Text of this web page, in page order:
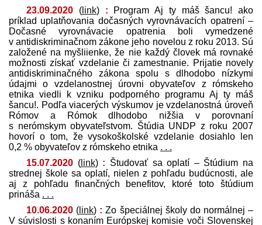
23.09.2020 (link) : Program Aj ty máš šancu! ako
príklad uplatňovania dočasných vyrovnávacích opatrení –
Dočasné vyrovnávacie opatrenia boli vymedzené
v antidiskriminačnom zákone jeho novelou z roku 2013. Sú
založené na myšliienke, že nie každý človek má rovnaké
možnosti získať vzdelanie či zamestnanie. Prijatie novely
antidiskriminačného zákona spolu s dlhodobo nízkymi
údajmi o vzdelanostnej úrovni obyvateľov z rómskeho
etnika viedli k vzniku podporného programu Aj ty máš
šancu!. Podľa viacerých výskumov je vzdelanostná úroveň
Rómov a Rómok dlhodobo nižšia v porovnaní
s nerómskym obyvateľstvom. Štúdia UNDP z roku 2007
hovorí o tom, že vysoko­školské vzdelanie dosiahlo len
0,2 % obyvateľov z rómskeho etnika . . .
15.07.2020 (link) : Študovať sa oplatí – Štúdium na
strednej škole sa oplatí, nielen z pohľadu budúcnosti, ale
aj z pohľadu finančných benefitov, ktoré toto štúdium
prináša . . .
10.06.2020 ( link) : Zo špeciálnej školy do normálnej –
V súvislosti s konaním Európskej komisie voči Slovenskej